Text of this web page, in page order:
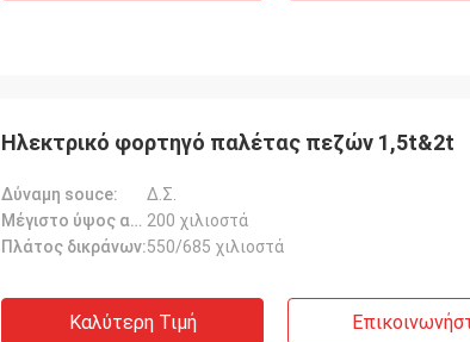
Ηλεκτρικό φορτηγό παλέτας πεζών 1,5t&2t
Δύναμη souce:
Δ.Σ.
Μέγιστο ύψος ανύψωσης: 200 χιλιοστά
Πλάτος δικράνων:550/685 χιλιοστά
Καλύτερη Τιμή